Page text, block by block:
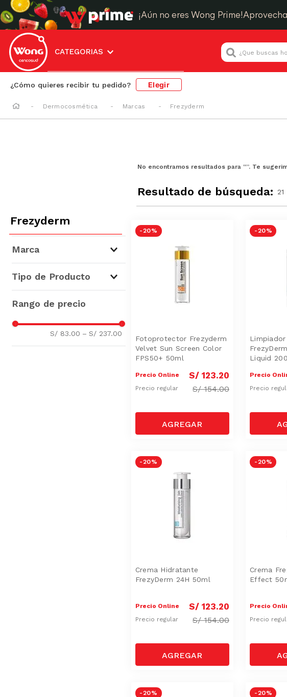
¡Aún no eres Wong Prime!
CATEGORIAS
¿Que buscas hoy?
¿Cómo quieres recibir tu pedido? Elegir
Dermocosmética Marcas Frezyderm
No encontramos resultados para “”. Te
Resultado de búsqueda: 21
Frezyderm
Marca
Tipo de Producto
Cremas Anti-Arrugas
Vinos Rosé (1)
(1)
S/ 83.00 – S/ 237.00
-20 %
Fotoprotector Frezyderm
Velvet Sun Screen Color
FPS50+ 50ml
Precio Online S/ 123.20
Precio regular S/154.00
-20 %
Limpiador
Liquid
Precio
Precio
-20 %
Crema Hidratante
FrezyDerm 24H 50ml
Precio Online S/ 123.20
Precio regular S/154.00
-20 %
Crema
Effect
Precio
Precio
-20 % -20 %